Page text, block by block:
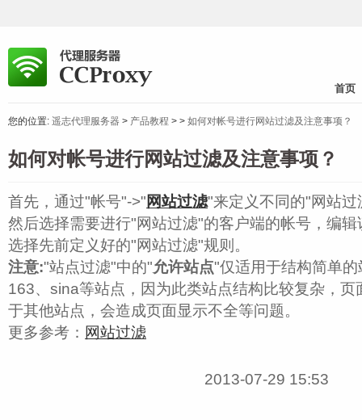
首页
您的位置: 遥志代理服务器 > 产品教程 > > 如何对帐号进行网站过滤及注意事项？
如何对帐号进行网站过滤及注意事项？
首先，通过"帐号"->"网站过滤"来定义不同的"网站过
然后选择需要进行"网站过滤"的客户端的帐号，编
选择先前定义好的"网站过滤"规则。
注意:"站点过滤"中的"允许站点"仅适用于结构简单
163、sina等站点，因为此类站点结构比较复杂，页
于其他站点，会造成页面显示不全等问题。
更多参考： 网站过滤
2013-07-29 15:53